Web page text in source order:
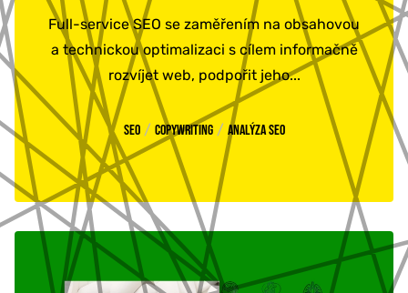
Full-service SEO se zaměřením na obsahovou
a technickou optimalizaci s cílem informačně
rozvíjet web, podpořit jeho...
SEO / Copywriting / Analýza SEO